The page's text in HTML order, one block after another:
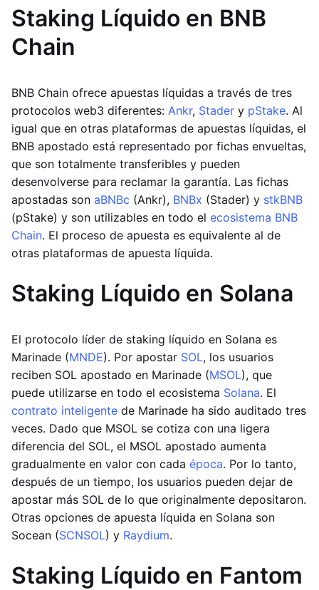
Staking Líquido en BNB
Chain
BNB Chain ofrece apuestas líquidas a través de tres
protocolos web3 diferentes: Ankr, Stader y pStake. Al
igual que en otras plataformas de apuestas líquidas, el
BNB apostado está representado por fichas envueltas,
que son totalmente transferibles y pueden
desenvolverse para reclamar la garantía. Las fichas
apostadas son aBNBc (Ankr), BNBx (Stader) y stkBNB
(pStake) y son utilizables en todo el ecosistema BNB
Chain. El proceso de apuesta es equivalente al de
otras plataformas de apuesta líquida.
Staking Líquido en Solana
El protocolo líder de staking líquido en Solana es
Marinade (MNDE). Por apostar SOL, los usuarios
reciben SOL apostado en Marinade (MSOL), que
puede utilizarse en todo el ecosistema Solana. El
contrato inteligente de Marinade ha sido auditado tres
veces. Dado que MSOL se cotiza con una ligera
diferencia del SOL, el MSOL apostado aumenta
gradualmente en valor con cada época. Por lo tanto,
después de un tiempo, los usuarios pueden dejar de
apostar más SOL de lo que originalmente depositaron.
Otras opciones de apuesta líquida en Solana son
Socean (SCNSOL) y Raydium.
Staking Líquido en Fantom